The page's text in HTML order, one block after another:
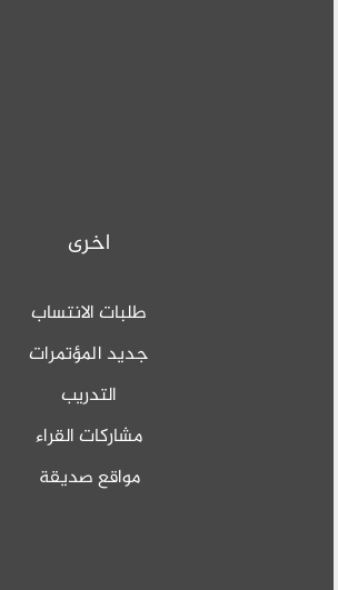
اخرى
طلبات الانتساب
جديد المؤتمرات
التدريب
مشاركات القراء
مواقع صديقة